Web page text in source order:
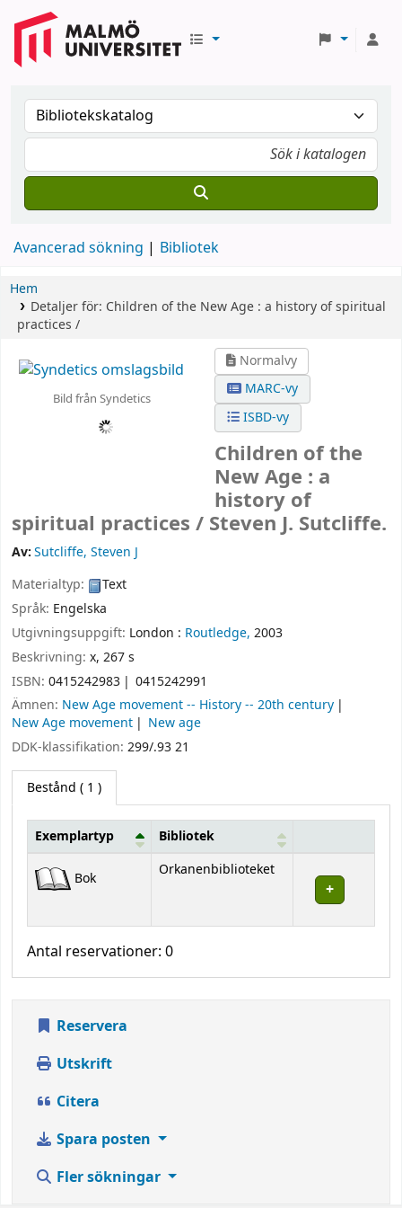
Avancerad sökning Bibliotek
Hem
Detaljer för: Children of the New Age : a history of spiritual
practices /
Bild från Syndetics
Normalvy
MARC-vy
ISBD-vy
Children of the
New Age : a
history of
spiritual practices / Steven J. Sutcliffe.
Av:Sutcliffe, Steven J
Materialtyp:
Text
Språk: Engelska
Utgivningsuppgift: London : Routledge, 2003
Beskrivning: x, 267 s
ISBN: 0415242983
0415242991
Ämnen: New Age movement -- History -- 20th century
New Age movement
New age
DDK-klassifikation: 299/.93 21
Bestånd ( 1 )
Bestånd
Exemplartyp Bibliotek
Bok Orkanenbiblioteket
Antal reservationer: 0
Reservera
Utskrift
Citera
Spara posten
Fler sökningar